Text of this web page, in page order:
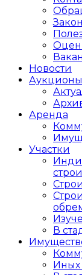
Новости
Аукционы
Аренда
Участки
В